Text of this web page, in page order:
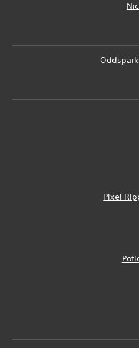
Pixel